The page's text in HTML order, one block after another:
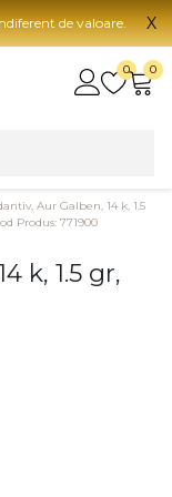
de valoare. X
0 0
Aur Galben, 14 k, 1.5
Produs: 771900
k, 1.5 gr,